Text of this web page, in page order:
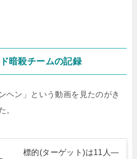
暗殺チームの記録
ヘン」という動画を見たのがき
。
標的(ターゲット)は11人―